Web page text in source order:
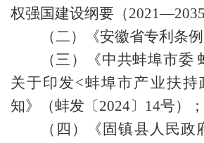
权强国建设纲要（
（二）《安徽省专利条例
（三）《中共蚌埠市委
关于印发<蚌埠市产业扶持
知》（蚌发〔2024〕14号）；
（四）《固镇县人民政